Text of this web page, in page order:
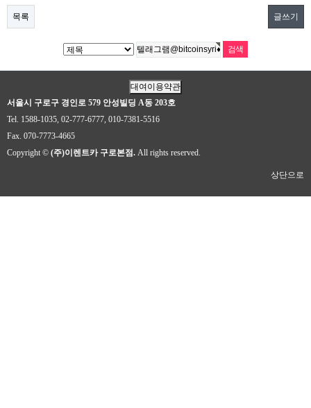
목록 글쓰기
대여이용약관
서울시 구로구 경인로 579 안성빌딩 A동 203호
Tel. 1588-1035, 02-777-6777, 010-7381-5516
Fax. 070-7773-4665
Copyright © (주)이렌트카 구로본점. All rights reserved.
상단으로